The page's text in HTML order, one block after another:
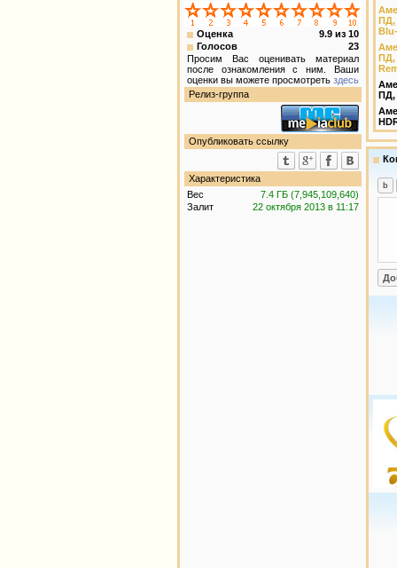
Оценка 9.9 из 10
Голосов
23
Просим Вас оценивать материал
после ознакомления с ним. Ваши
оценки вы можете просмотреть здесь
Релиз-группа
Опубликовать ссылку
Характеристика
Вес
7.4 ГБ (7,945,109,640)
Залит
22 октября 2013 в 11:17
ПД,
ПД,
ПД,